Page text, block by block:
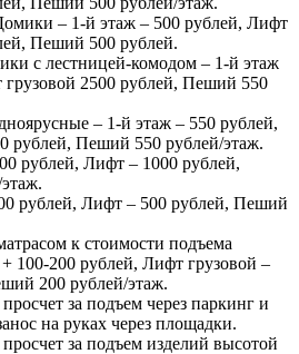
– 1-й этаж – 500 рублей, Лифт
Пеший 500 рублей.
с лестницей-комодом – 1-й этаж
2500 рублей, Пеший 550
– 1-й этаж – 550 рублей,
рублей, Пеший 550 рублей/этаж.
рублей, Лифт – 1000 рублей,
рублей, Лифт – 500 рублей, Пеший
к стоимости подъема
100-200 рублей, Лифт грузовой –
200 рублей/этаж.
за подъем через паркинг и
на руках через площадки.
за подъем изделий высотой